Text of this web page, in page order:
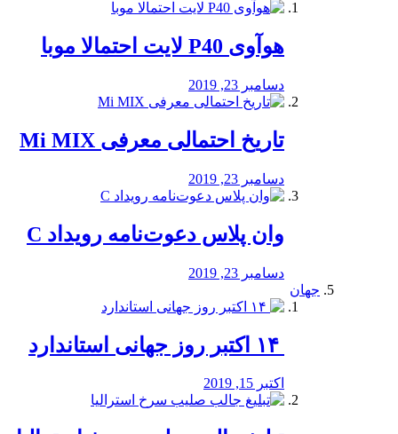
هوآوی P40 لایت احتمالا موبا
دسامبر 23, 2019
تاریخ احتمالی معرفی Mi MIX
دسامبر 23, 2019
وان پلاس دعوت‌نامه رویداد C
دسامبر 23, 2019
جهان
اکتبر 15, 2019